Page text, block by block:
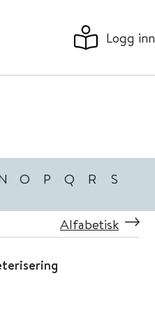
Logg inn
O P Q R S
Alfabetisk